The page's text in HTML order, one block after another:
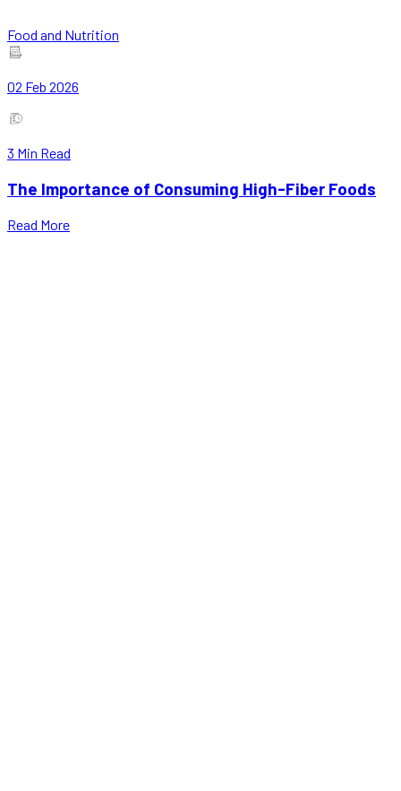
Food and Nutrition
02 Feb 2026
3 Min Read
The Importance of Consuming High-Fiber Foods
Read More